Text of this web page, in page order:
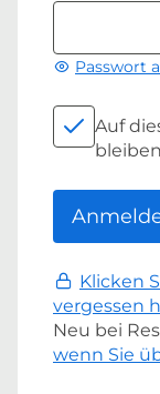
Passwort
Auf
bleiben
Klicken
vergessen
Neu bei
wenn Sie